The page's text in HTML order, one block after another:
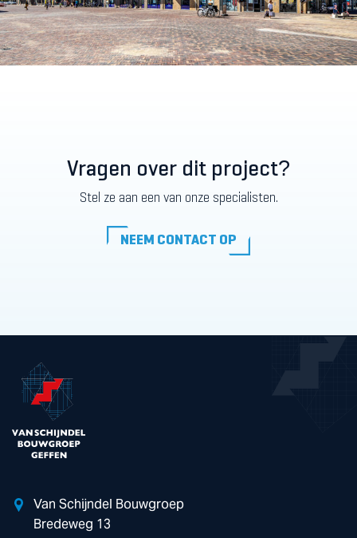
Vragen over dit project?
Stel ze aan een van onze specialisten.
NEEM CONTACT OP
NEEM CONTACT OP
Van Schijndel Bouwgroep
Bredeweg 13